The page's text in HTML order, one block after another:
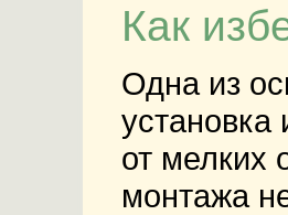
Как
Одна из
установка
от мелких
монтажа